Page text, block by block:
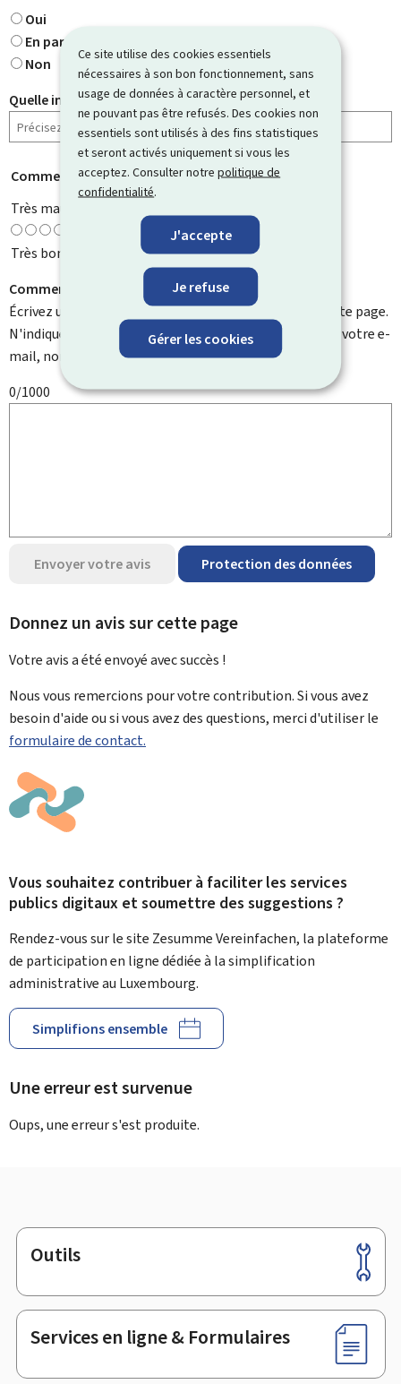
Ce site utilise des cookies essentiels
nécessaires à son bon fonctionnement, sans
usage de données à caractère personnel, et
ne pouvant pas être refusés. Des cookies non
essentiels sont utilisés à des fins statistiques
et seront activés uniquement si vous les
acceptez. Consulter notrepolitique de
confidentialité.
J'accepte
Je refuse
Gérer les cookies
Oui
En partie
Non
Quelle information cherchiez-vous ?
Comment évaluez-vous cette page ? *
Très mauvaise
Très bonne
Comment pouvons-nous l'améliorer ?
Écrivez un commentaire et aidez-nous à améliorer cette page.
N'indiquez pas d'informations personnelles telles que votre e-
mail, nom, numéro de téléphone, etc.
0/1000
Envoyer votre avis Protection des données
Donnez un avis sur cette page
Votre avis a été envoyé avecsuccès !
Nous vous remercions pour votre contribution. Si vous avez
besoin d'aide ou si vous avez des questions, merci d'utiliser le
formulaire de contact.
Vous souhaitez contribuer à faciliter les services
publics digitaux et soumettre des suggestions ?
Rendez-vous sur le site Zesumme Vereinfachen, la plateforme
de participation en ligne dédiée à la simplification
administrative au Luxembourg.
Simplifions ensemble
Une erreur est survenue
Oups, une erreur s'est produite.
Pied
de
page
Outils
Services en ligne & Formulaires